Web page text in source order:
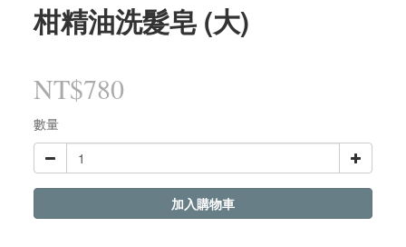
柑精油洗髮皂 (大)
NT$780
數量
加入購物車